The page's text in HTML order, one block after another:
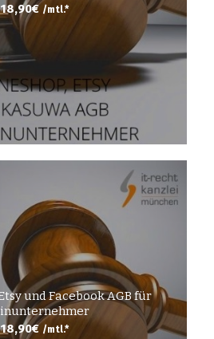
18,90€ /mtl.*
und Facebook AGB für
18,90€ /mtl.*